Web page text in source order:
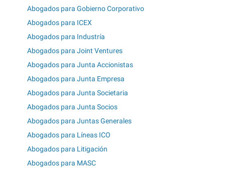
Abogados para Gobierno Corporativo
Abogados para ICEX
Abogados para Industría
Abogados para Joint Ventures
Abogados para Junta Accionistas
Abogados para Junta Empresa
Abogados para Junta Societaria
Abogados para Junta Socios
Abogados para Juntas Generales
Abogados para Líneas ICO
Abogados para Litigación
Abogados para MASC